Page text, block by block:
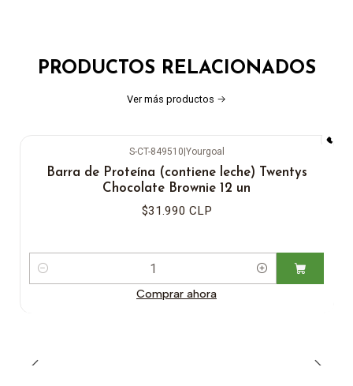
PRODUCTOS RELACIONADOS
Ver más productos
S-CT-849510|Yourgoal
Barra de Proteína (contiene leche) Twentys
Chocolate Brownie 12 un
$31.990 CLP
Cantidad
Comprar ahora